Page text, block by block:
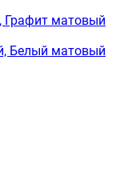
Графит матовый
Белый матовый